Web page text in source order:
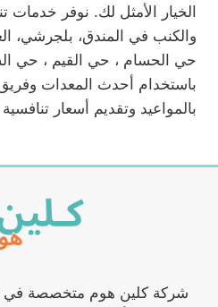
الخيار الأمثل لك. نوفر خدمات
والكنب في المندق، بلجرشي،
حي الحسام ، حي القيم ، حي
باستخدام أحدث المعدات
بالمواعيد وتقديم أسعار
شركة كلين هوم متخصصة في